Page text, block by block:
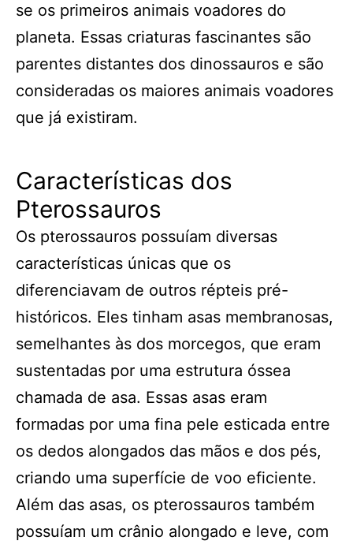
se os primeiros animais voadores do
planeta. Essas criaturas fascinantes são
parentes distantes dos dinossauros e são
consideradas os maiores animais voadores
que já existiram.
Características dos
Pterossauros
Os pterossauros possuíam diversas
características únicas que os
diferenciavam de outros répteis pré-
históricos. Eles tinham asas membranosas,
semelhantes às dos morcegos, que eram
sustentadas por uma estrutura óssea
chamada de asa. Essas asas eram
formadas por uma fina pele esticada entre
os dedos alongados das mãos e dos pés,
criando uma superfície de voo eficiente.
Além das asas, os pterossauros também
possuíam um crânio alongado e leve, com